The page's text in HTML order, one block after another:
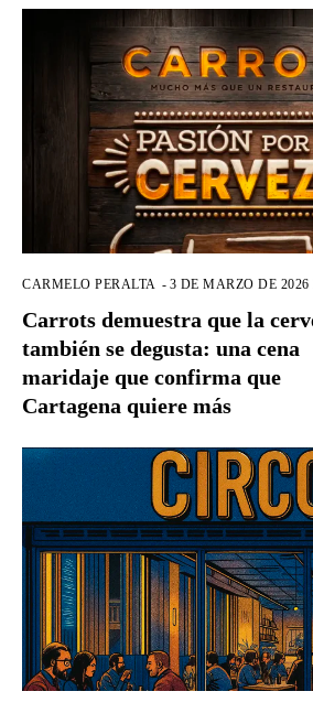
CARMELO PERALTA - 3 DE MARZO DE 2026
Carrots demuestra que la
también se degusta: una cena
maridaje que confirma que
Cartagena quiere más